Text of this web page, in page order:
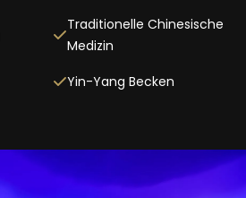
Traditionelle Chinesische
Medizin
Yin-Yang Becken